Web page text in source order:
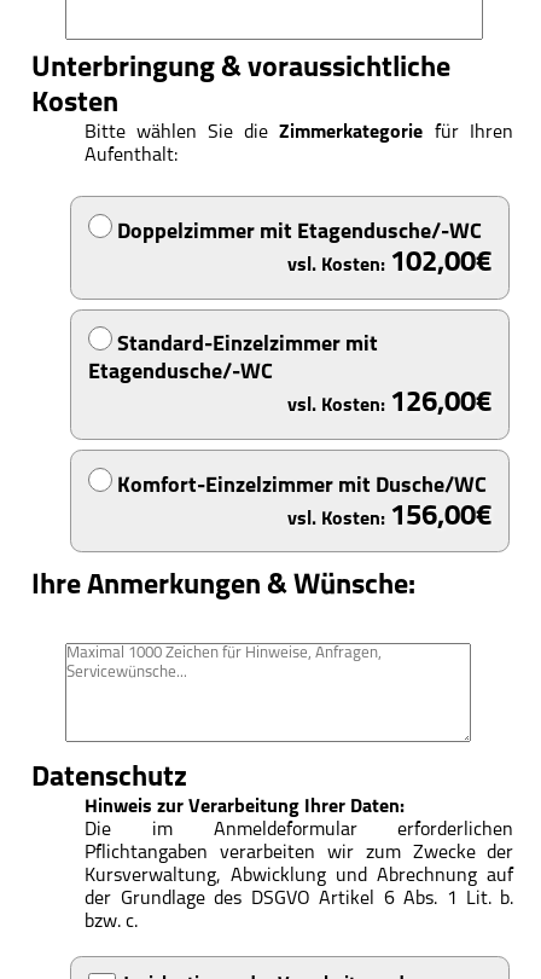
Unterbringung & voraussichtliche
Kosten
Bitte wählen Sie dieZimmerkategorie für Ihren
Aufenthalt:
Doppelzimmer mit Etagendusche/-WC
102,00
Standard-Einzelzimmer mit
Etagendusche/-WC
126,00
Komfort-Einzelzimmer mit Dusche/WC
156,00
Ihre Anmerkungen & Wünsche:
Datenschutz
Hinweis zur Verarbeitung Ihrer Daten:
Die im Anmeldeformular erforderlichen
Pflichtangaben verarbeiten wir zum Zwecke der
Kursverwaltung, Abwicklung und Abrechnung auf
der Grundlage des DSGVO Artikel 6 Abs. 1 Lit. b.
bzw. c.